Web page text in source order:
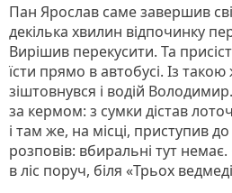
Пан Ярослав саме завершив
декілька хвилин відпочинку
Вирішив перекусити. Та
їсти прямо в автобусі. Із
зіштовнувся і водій
за кермом: з сумки дістав
і там же, на місці, приступив
розповів: вбиральні тут
в ліс поруч, біля «Трьох